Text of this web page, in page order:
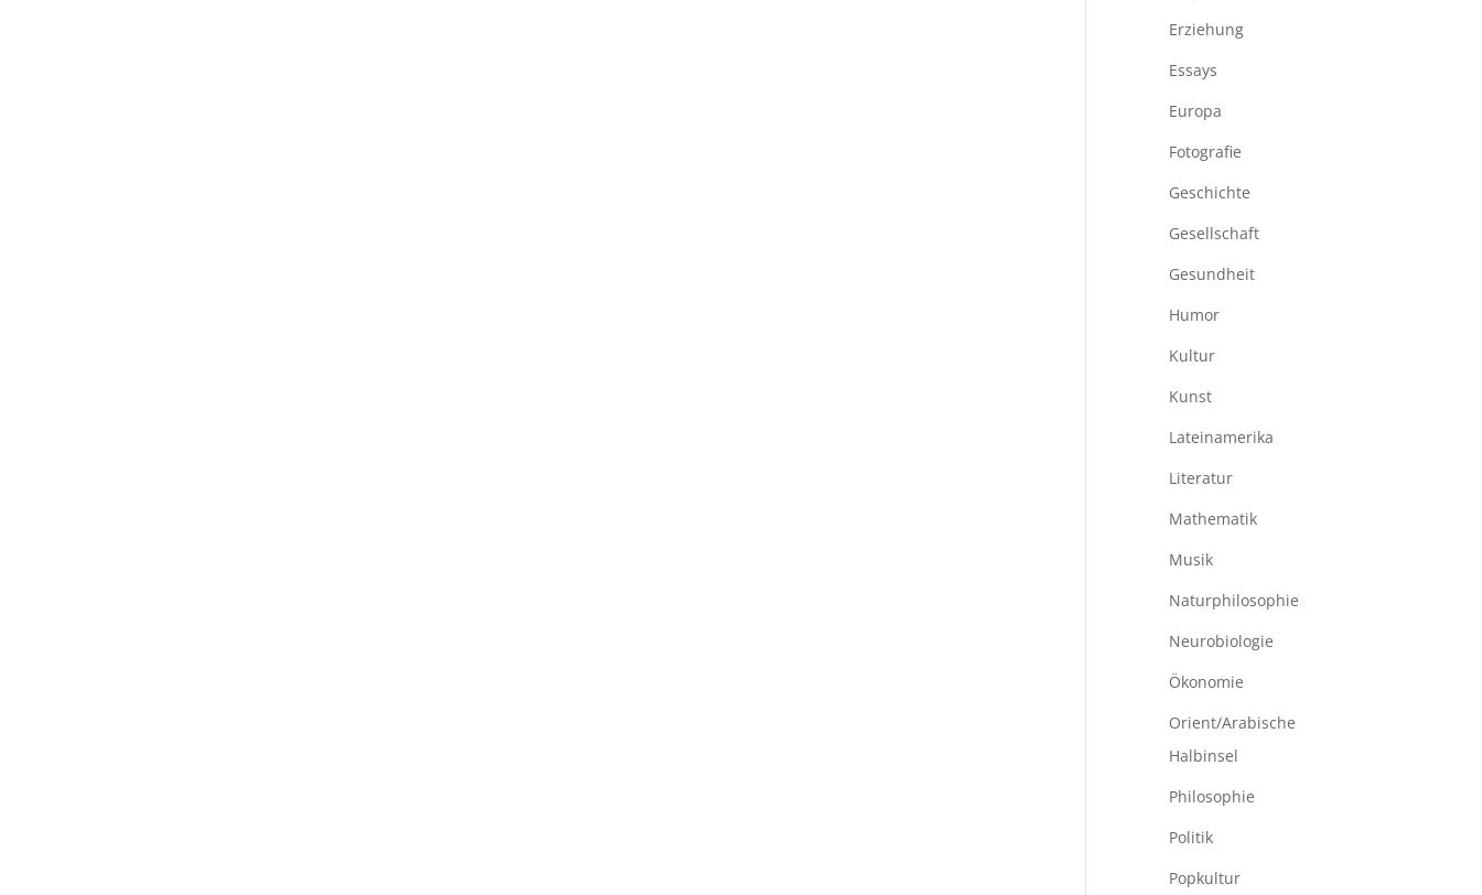
Erziehung
Essays
Europa
Fotografie
Geschichte
Gesellschaft
Gesundheit
Humor
Kultur
Kunst
Lateinamerika
Literatur
Mathematik
Musik
Naturphilosophie
Neurobiologie
Ökonomie
Orient/Arabische
Halbinsel
Philosophie
Politik
Popkultur